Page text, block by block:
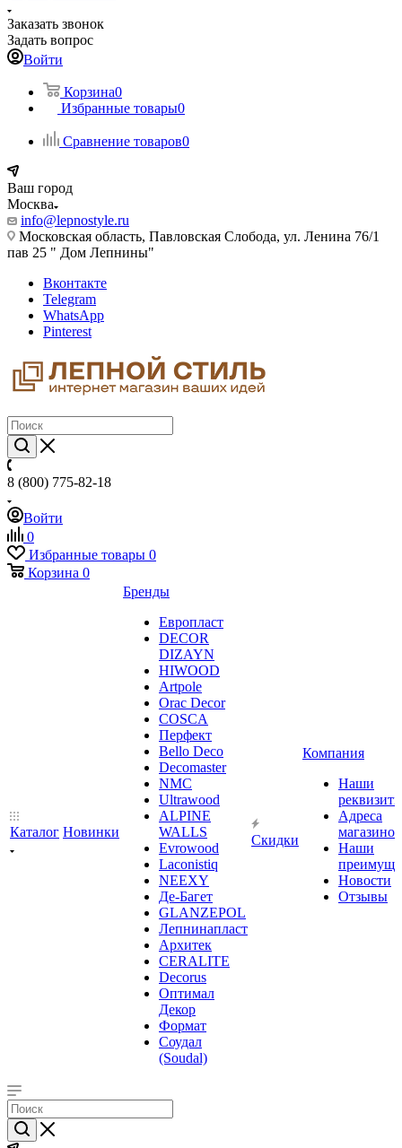
Заказать звонок
Задать вопрос
Войти
Корзина0
Избранные товары0
Сравнение товаров0
Ваш город
Москва
info@lepnostyle.ru
Московская область, Павловская Слобода, ул. Ленина 76/1
пав 25 " Дом Лепнины"
Вконтакте
Telegram
WhatsApp
Pinterest
8 (800) 775-82-18
Войти
0
Избранные товары 0
Корзина 0
Каталог Новинки
Бренды
Европласт
DECOR
DIZAYN
HIWOOD
Artpole
Orac Decor
COSCA
Перфект
Bello Deco
Decomaster
NMС
Ultrawood
ALPINE
WALLS
Evrowood
Laconistiq
NEEXY
Де-Багет
GLANZEPOL
Лепнинапласт
Архитек
CERALITE
Decorus
Оптимал
Декор
Формат
Соудал
(Soudal)
Скидки
Компания
Наши
Адреса
магазинов
Наши
Новости
Отзывы